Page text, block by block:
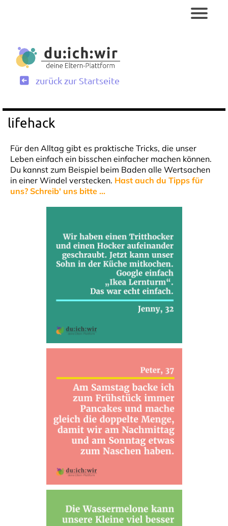
zurück zur Startseite
lifehack
Für den Alltag gibt es praktische Tricks, die unser
Leben einfach ein bisschen einfacher machen können.
Du kannst zum Beispiel beim Baden alle Wertsachen
in einer Windel verstecken. Hast auch du Tipps für
uns? Schreib' uns bitte ...